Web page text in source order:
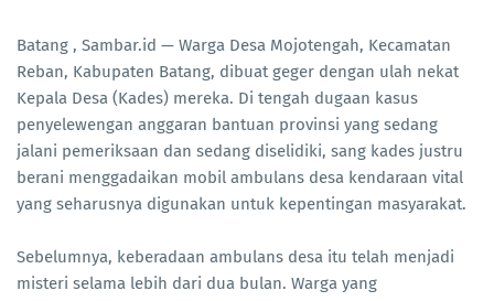
Batang , Sambar.id — Warga Desa Mojotengah, Kecamatan
Reban, Kabupaten Batang, dibuat geger dengan ulah nekat
Kepala Desa (Kades) mereka. Di tengah dugaan kasus
penyelewengan anggaran bantuan provinsi yang sedang
jalani pemeriksaan dan sedang diselidiki, sang kades justru
berani menggadaikan mobil ambulans desa kendaraan vital
yang seharusnya digunakan untuk kepentingan masyarakat.
Sebelumnya, keberadaan ambulans desa itu telah menjadi
misteri selama lebih dari dua bulan. Warga yang